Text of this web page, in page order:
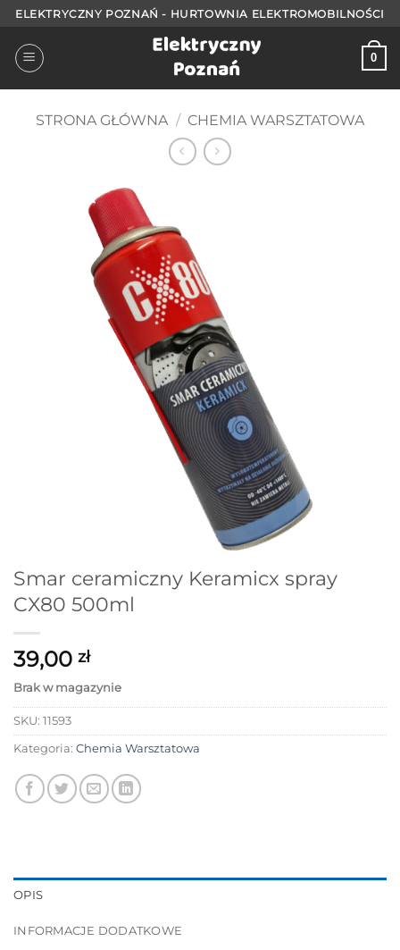
Przejdź
treści
ELEKTRYCZNY POZNAŃ - HURTOWNIA ELEKTROMOBILNOŚCI
0
STRONA GŁÓWNA / CHEMIA WARSZTATOWA
Smar ceramiczny Keramicx spray
CX80 500ml
39,00 zł
Brak w magazynie
SKU: 11593
Kategoria: Chemia Warsztatowa
OPIS
INFORMACJE DODATKOWE